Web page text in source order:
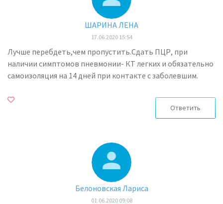
ШАРИНА ЛЕНА
17.06.2020 15:54
Лучше перебдеть,чем пропустить.Сдать ПЦР, при
наличии симптомов пневмонии- КТ легких и обязательно
самоизоляция на 14 дней при контакте с заболевшим.
Ответить
Белоновская Лариса
01.06.2020 09:08